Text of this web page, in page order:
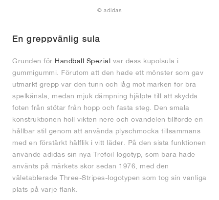
© adidas
En greppvänlig sula
Grunden för Handball Spezial var dess kupolsula i
gummigummi. Förutom att den hade ett mönster som gav
utmärkt grepp var den tunn och låg mot marken för bra
spelkänsla, medan mjuk dämpning hjälpte till att skydda
foten från stötar från hopp och fasta steg. Den smala
konstruktionen höll vikten nere och ovandelen tillförde en
hållbar stil genom att använda plyschmocka tillsammans
med en förstärkt hälflik i vitt läder. På den sista funktionen
använde adidas sin nya Trefoil-logotyp, som bara hade
använts på märkets skor sedan 1976, med den
väletablerade Three-Stripes-logotypen som tog sin vanliga
plats på varje flank.